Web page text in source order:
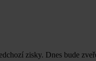
zisky. Dnes bude